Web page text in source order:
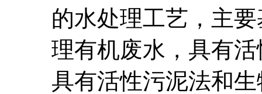
的水处理工艺，主
理有机废水，具有
具有活性污泥法和